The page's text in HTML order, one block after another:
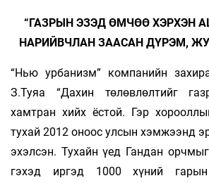
“ГАЗРЫН ЭЗЭД ӨМЧӨӨ ХЭРХЭН
НАРИЙВЧЛАН ЗААСАН ДҮРЭМ,
“Нью урбанизм” компанийн
З.Туяа “Дахин төлөвлөлтийг
хамтран хийх ёстой. Гэр
тухай 2012 оноос улсын хэмжээнд
эхэлсэн. Тухайн үед Гандан
гэхэд иргэд 1000 хүний